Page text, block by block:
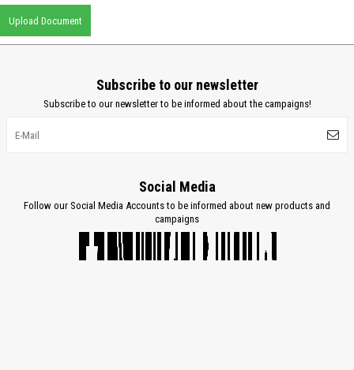
Upload Document
Subscribe to our newsletter
Subscribe to our newsletter to be informed about the campaigns!
Social Media
Follow our Social Media Accounts to be informed about new products and
campaigns